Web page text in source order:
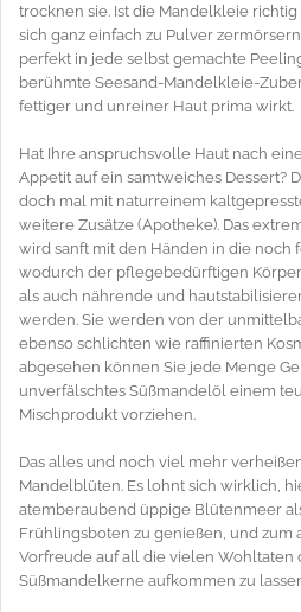
trocknen sie. Ist die Mandelkleie
sich ganz einfach zu Pulver
perfekt in jede selbst gemachte
berühmte Seesand-Mandelkleie-
fettiger und unreiner Haut prima wirkt.
Hat Ihre anspruchsvolle Haut nach
Appetit auf ein samtweiches Dessert?
doch mal mit naturreinem
weitere Zusätze (Apotheke). Das
wird sanft mit den Händen in die noch
wodurch der pflegebedürftigen
als auch nährende und
werden. Sie werden von der
ebenso schlichten wie raffinierten
abgesehen können Sie jede Menge
unverfälschtes Süßmandelöl einem
Mischprodukt vorziehen.
Das alles und noch viel mehr
Mandelblüten. Es lohnt sich wirklich,
atemberaubend üppige Blütenmeer
Frühlingsboten zu genießen, und zum
Vorfreude auf all die vielen
Süßmandelkerne aufkommen zu